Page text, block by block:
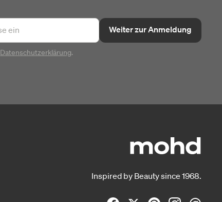
Weiter zur Anmeldung
Datenschutzerklärung.
Inspired by Beauty since 1968.